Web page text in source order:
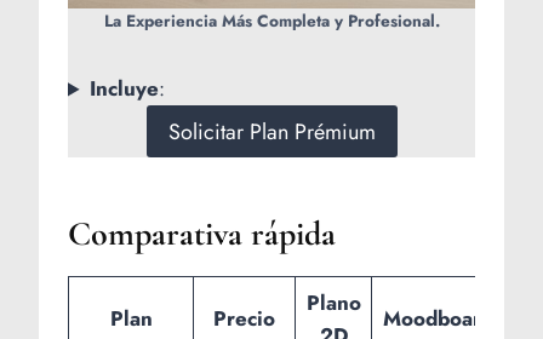
La Experiencia Más Completa y Profesional.
Incluye:
Solicitar Plan Prémium
Comparativa rápida
Plan Precio
Plano
Moodboard